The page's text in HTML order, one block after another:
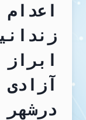
درشهر